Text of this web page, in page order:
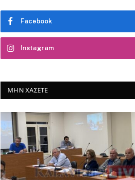
Facebook
Instagram
ΜΗΝ ΧΆΣΕΤΕ